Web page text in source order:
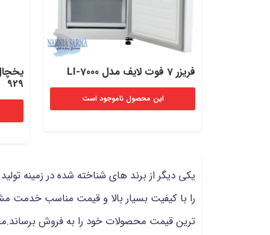
فریزر 7 فوت لایف مدل LI-7000
این محصول ناموجود است
929
یکی دیگر از برند های شناخته شده در زمینه
را با کیفیت بسیار بالا و قیمت مناسب خدمت
ترین قیمت محصولات خود را به فروش